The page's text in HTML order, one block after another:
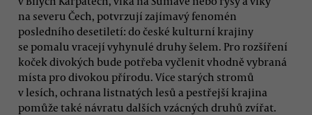
na severu Čech, potvrzují zajímavý fenomén
posledního desetiletí: do české kulturní krajiny
se pomalu vracejí vyhynulé druhy šelem. Pro rozšíření
koček divokých bude potřeba vyčlenit vhodně vybraná
místa pro divokou přírodu. Více starých stromů
v lesích, ochrana listnatých lesů a pestřejší krajina
pomůže také návratu dalších vzácných druhů zvířat.